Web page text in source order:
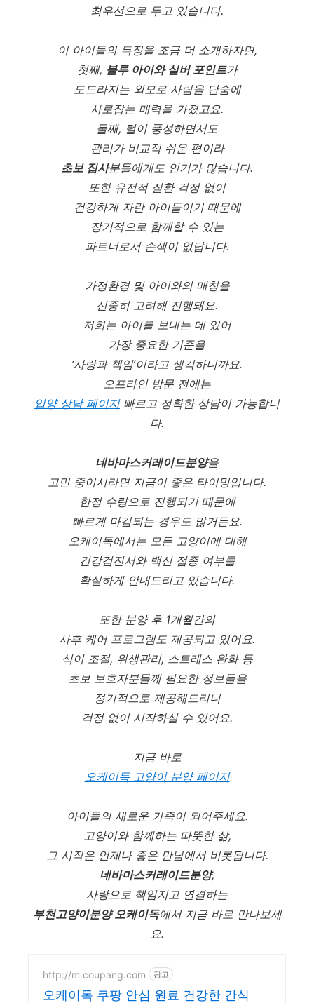
최우선으로 두고 있습니다.
이 아이들의 특징을 조금 더 소개하자면,
첫째, 블루 아이와 실버 포인트가
도드라지는 외모로 사람을 단숨에
사로잡는 매력을 가졌고요.
둘째, 털이 풍성하면서도
관리가 비교적 쉬운 편이라
초보 집사분들에게도 인기가 많습니다.
또한 유전적 질환 걱정 없이
건강하게 자란 아이들이기 때문에
장기적으로 함께할 수 있는
파트너로서 손색이 없답니다.
가정환경 및 아이와의 매칭을
신중히 고려해 진행돼요.
저희는 아이를 보내는 데 있어
가장 중요한 기준을
‘사랑과 책임’이라고 생각하니까요.
오프라인 방문 전에는
입양 상담 페이지빠르고 정확한 상담이 가능합니
다.
네바마스커레이드분양을
고민 중이시라면 지금이 좋은 타이밍입니다.
한정 수량으로 진행되기 때문에
빠르게 마감되는 경우도 많거든요.
오케이독에서는 모든 고양이에 대해
건강검진서와 백신 접종 여부를
확실하게 안내드리고 있습니다.
또한 분양 후 1개월간의
사후 케어 프로그램도 제공되고 있어요.
식이 조절, 위생관리, 스트레스 완화 등
초보 보호자분들께 필요한 정보들을
정기적으로 제공해드리니
걱정 없이 시작하실 수 있어요.
지금 바로
오케이독 고양이 분양 페이지
아이들의 새로운 가족이 되어주세요.
고양이와 함께하는 따뜻한 삶,
그 시작은 언제나 좋은 만남에서 비롯됩니다.
네바마스커레이드분양,
사랑으로 책임지고 연결하는
부천고양이분양 오케이독에서 지금 바로 만나보세
요.
http://m.coupang.com 광고
오케이독 쿠팡 안심 원료 건강한 간식